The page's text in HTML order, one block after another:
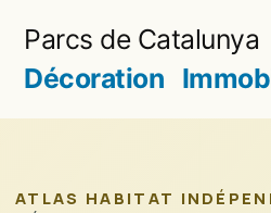
au
Parcs de Catalunya
Décoration
ATLAS HABITAT